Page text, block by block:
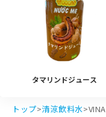
タマリンドジュース
トップ>清涼飲料水>